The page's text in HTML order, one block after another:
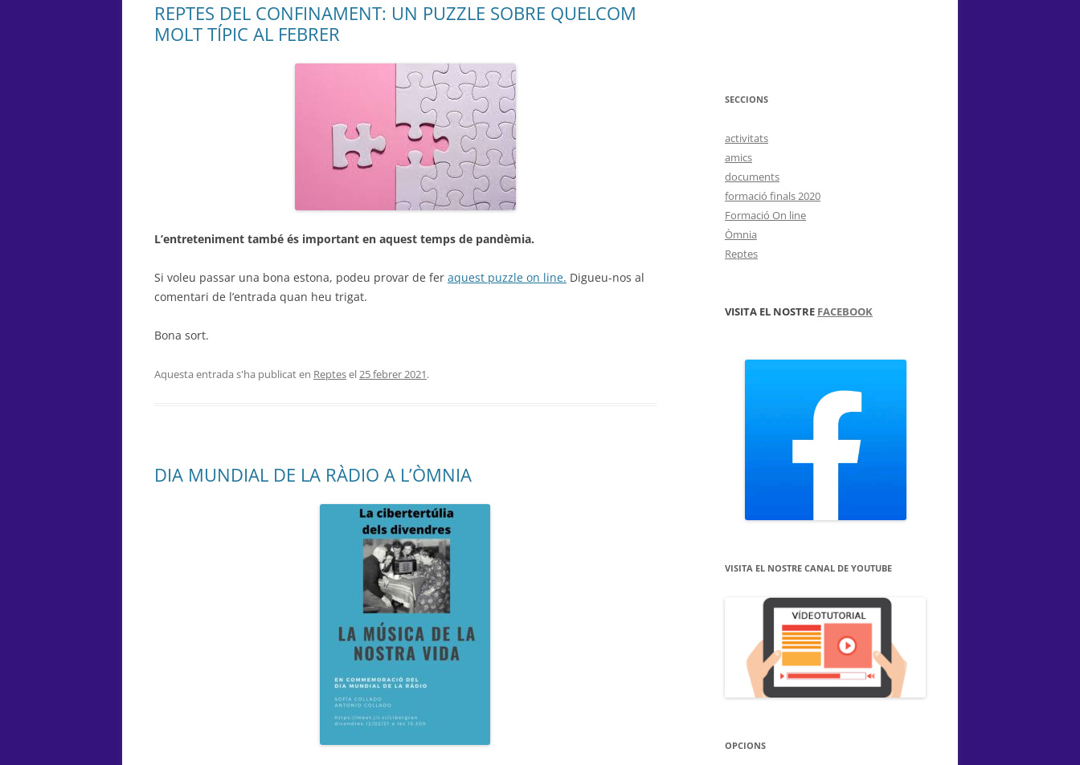
REPTES DEL CONFINAMENT: UN PUZZLE SOBRE QUELCOM
MOLT TÍPIC AL FEBRER
L’entreteniment també és important en aquest temps de pandèmia.
Si voleu passar una bona estona, podeu provar de fer aquest puzzle on line. Digueu-nos al
comentari de l’entrada quan heu trigat.
Bona sort.
Aquesta entrada s'ha publicat en Reptesel25 febrer 2021.
DIA MUNDIAL DE LA RÀDIO A L’ÒMNIA
SECCIONS
activitats
amics
documents
formació finals 2020
Formació On line
Òmnia
Reptes
VISITA EL NOSTRE FACEBOOK
VISITA EL NOSTRE CANAL DE YOUTUBE
OPCIONS